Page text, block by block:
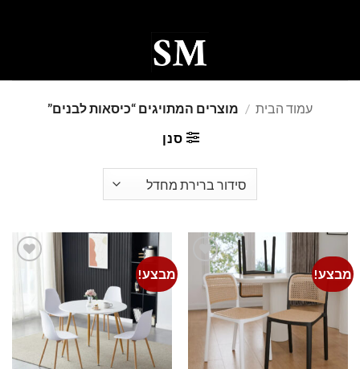
עמוד הבית / מוצרים המתויגים “כיסאות לבנים”
סנן
מבצע!
Add to
wishlist
מבצע!